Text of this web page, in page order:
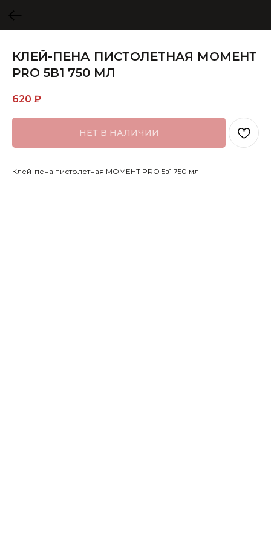
КЛЕЙ-ПЕНА ПИСТОЛЕТНАЯ МОМЕНТ
PRO 5В1 750 МЛ
620 ₽
НЕТ В НАЛИЧИИ
Клей-пена пистолетная МОМЕНТ PRO 5в1 750 мл